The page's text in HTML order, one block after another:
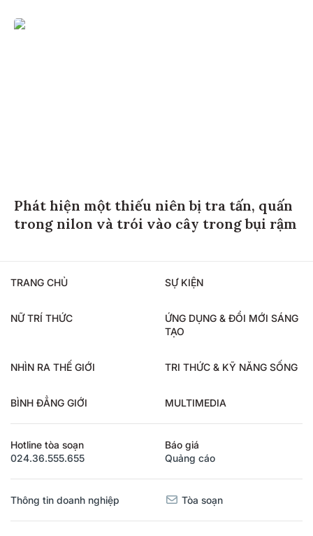
Phát hiện một thiếu niên bị tra tấn, quấn
trong nilon và trói vào cây trong bụi rậm
TRANG CHỦ SỰ KIỆN
NỮ TRÍ THỨC
ỨNG DỤNG & ĐỔI MỚI SÁNG
TẠO
NHÌN RA THẾ GIỚI TRI THỨC & KỸ NĂNG SỐNG
BÌNH ĐẲNG GIỚI MULTIMEDIA
Hotline tòa soạn
024.36.555.655
Báo giá
Quảng cáo
Thông tin doanh nghiệp Tòa soạn